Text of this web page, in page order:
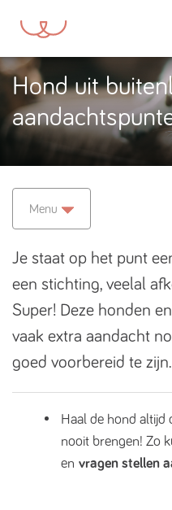
Hond uit
Je staat op het punt
een stichting, veelal
Super! Deze honden
vaak extra aandacht
goed voorbereid te zijn.
Haal de hond altijd
nooit brengen! Zo
en vragen stellen
Menu